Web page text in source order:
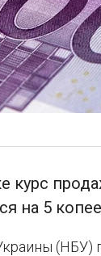
курс
на 5
(НБУ)